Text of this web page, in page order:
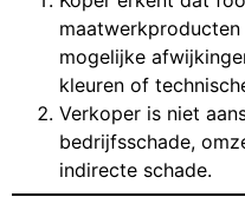
mogelijke
kleuren of
Verkoper is niet
bedrijfsschade,
indirecte schade.